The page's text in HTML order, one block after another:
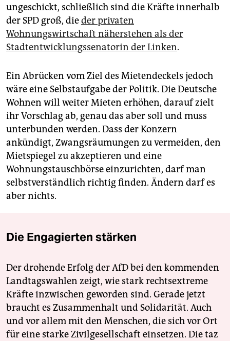
ungeschickt, schließlich sind die Kräfte innerhalb
der SPD groß, dieder privaten
Wohnungswirtschaft näherstehen als der
Stadtentwicklungssenatorin der Linken.
Ein Abrücken vom Ziel des Mietendeckels jedoch
wäre eine Selbstaufgabe der Politik. Die Deutsche
Wohnen will weiter Mieten erhöhen, darauf zielt
ihr Vorschlag ab, genau das aber soll und muss
unterbunden werden. Dass der Konzern
ankündigt, Zwangsräumungen zu vermeiden, den
Mietspiegel zu akzeptieren und eine
Wohnungstauschbörse einzurichten, darf man
selbstverständlich richtig finden. Ändern darf es
aber nichts.
Die Engagierten stärken
Der drohende Erfolg der AfD bei den kommenden
Landtagswahlen zeigt, wie stark rechtsextreme
Kräfte inzwischen geworden sind. Gerade jetzt
braucht es Zusammenhalt und Solidarität. Auch
und vor allem mit den Menschen, die sich vor Ort
für eine starke Zivilgesellschaft einsetzen. Die taz